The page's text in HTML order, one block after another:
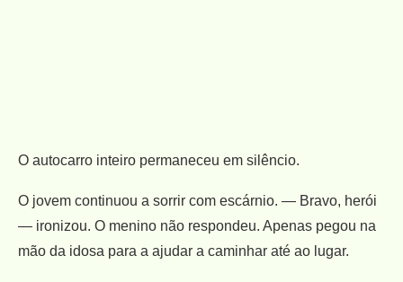
O autocarro inteiro permaneceu em silêncio.
O jovem continuou a sorrir com escárnio. — Bravo, herói
— ironizou. O menino não respondeu. Apenas pegou na
mão da idosa para a ajudar a caminhar até ao lugar.